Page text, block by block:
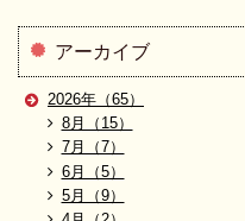
アーカイブ
2026年（65）
8月（15）
7月（7）
6月（5）
5月（9）